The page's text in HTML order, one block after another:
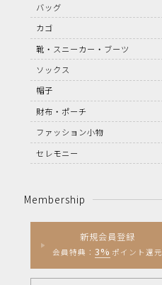
バッグ
カゴ
靴・スニーカー・ブーツ
ソックス
帽子
財布・ポーチ
ファッション小物
セレモニー
Membership
新規会員登録
会員特典： 3% ポイント還元